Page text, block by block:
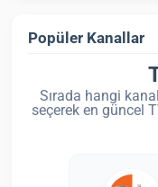
Popüler Kanallar
Sırada hangi
seçerek en güncel